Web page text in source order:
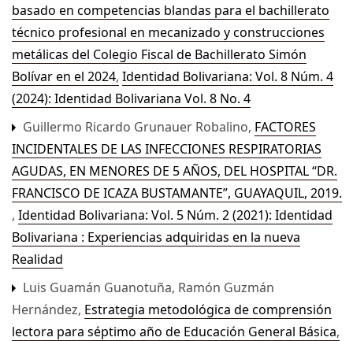
basado en competencias blandas para el bachillerato
técnico profesional en mecanizado y construcciones
metálicas del Colegio Fiscal de Bachillerato Simón
Bolívar en el 2024, Identidad Bolivariana: Vol. 8 Núm. 4
(2024): Identidad Bolivariana Vol. 8 No. 4
Guillermo Ricardo Grunauer Robalino, FACTORES
INCIDENTALES DE LAS INFECCIONES RESPIRATORIAS
AGUDAS, EN MENORES DE 5 AÑOS, DEL HOSPITAL “DR.
FRANCISCO DE ICAZA BUSTAMANTE”, GUAYAQUIL, 2019.
, Identidad Bolivariana: Vol. 5 Núm. 2 (2021): Identidad
Bolivariana : Experiencias adquiridas en la nueva
Realidad
Luis Guamán Guanotuña, Ramón Guzmán
Hernández, Estrategia metodológica de comprensión
lectora para séptimo año de Educación General Básica,